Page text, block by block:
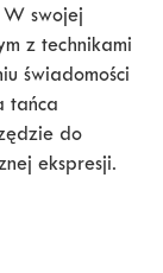
swojej
z technikami
świadomości
tańca
do
ekspresji.